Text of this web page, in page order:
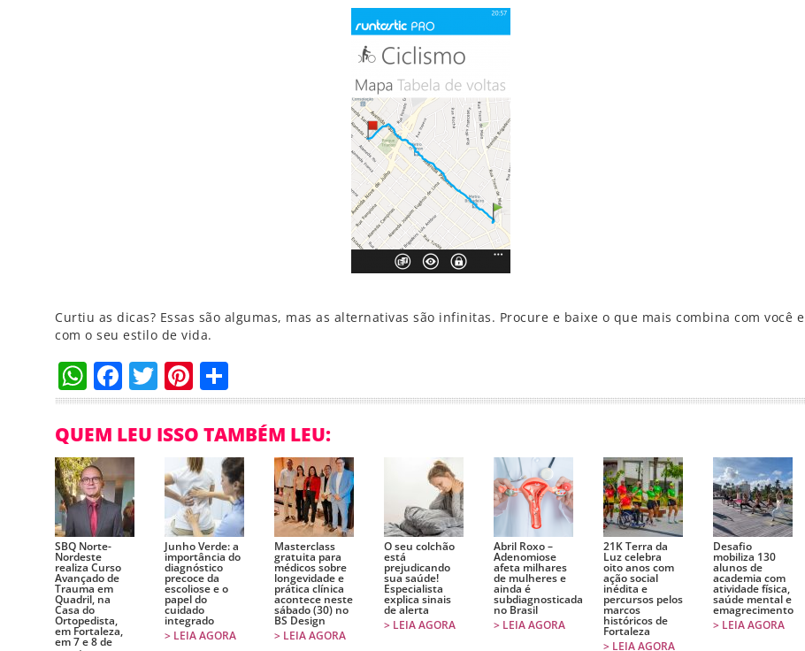
Curtiu as dicas? Essas são algumas, mas as alternativas são infinitas. Procure e baixe o que mais combina com você e
com o seu estilo de vida.
WhatsApp
Facebook
TwitterPinterest
QUEM LEU ISSO TAMBÉM LEU:
SBQ Norte-
Nordeste
realiza Curso
Avançado de
Trauma em
Quadril, na
Casa do
Ortopedista,
em Fortaleza,
em 7 e 8 de
Junho Verde: a
importância do
diagnóstico
precoce da
escoliose e o
papel do
cuidado
integrado
> LEIA AGORA
Masterclass
gratuita para
médicos sobre
longevidade e
prática clínica
acontece neste
sábado (30) no
BS Design
> LEIA AGORA
O seu colchão
está
prejudicando
sua saúde!
Especialista
explica sinais
de alerta
> LEIA AGORA
Abril Roxo –
Adenomiose
afeta milhares
de mulheres e
ainda é
subdiagnosticada
no Brasil
> LEIA AGORA
21K Terra da
Luz celebra
oito anos com
ação social
inédita e
percursos pelos
marcos
históricos de
Fortaleza
> LEIA AGORA
Desafio
mobiliza 130
alunos de
academia com
atividade física,
saúde mental e
emagrecimento
> LEIA AGORA